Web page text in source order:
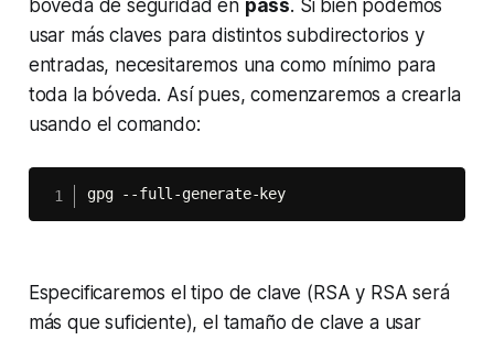
bóveda de seguridad en pass. Si bien podemos
usar más claves para distintos subdirectorios y
entradas, necesitaremos una como mínimo para
toda la bóveda. Así pues, comenzaremos a crearla
usando el comando:
gpg --full-generate-key
Especificaremos el tipo de clave (RSA y RSA será
más que suficiente), el tamaño de clave a usar